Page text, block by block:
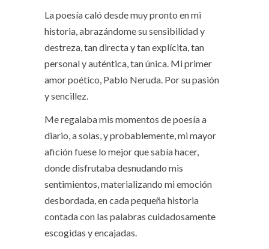
La poesía caló desde muy pronto en mi
historia, abrazándome su sensibilidad y
destreza, tan directa y tan explícita, tan
personal y auténtica, tan única. Mi primer
amor poético, Pablo Neruda. Por su pasión
y sencillez.
Me regalaba mis momentos de poesía a
diario, a solas, y probablemente, mi mayor
afición fuese lo mejor que sabía hacer,
donde disfrutaba desnudando mis
sentimientos, materializando mi emoción
desbordada, en cada pequeña historia
contada con las palabras cuidadosamente
escogidas y encajadas.